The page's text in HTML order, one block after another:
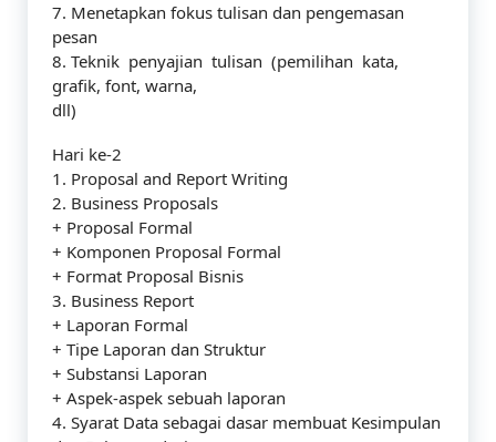
7. Menetapkan fokus tulisan dan pengemasan
pesan
8. Teknik penyajian tulisan (pemilihan kata,
grafik, font, warna,
dll)
Hari ke-2
1. Proposal and Report Writing
2. Business Proposals
+ Proposal Formal
+ Komponen Proposal Formal
+ Format Proposal Bisnis
3. Business Report
+ Laporan Formal
+ Tipe Laporan dan Struktur
+ Substansi Laporan
+ Aspek-aspek sebuah laporan
4. Syarat Data sebagai dasar membuat Kesimpulan